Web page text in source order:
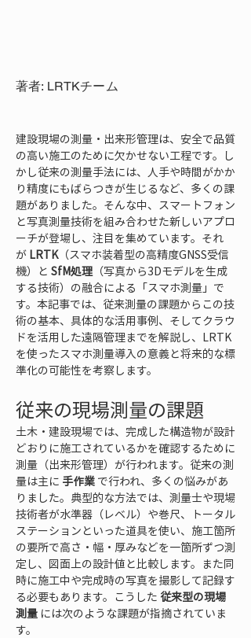
著者: LRTKチーム
建設現場の測量・出来形管理は、安全で品質
の高い施工のために欠かせない工程です。し
かし従来の測量手法には、人手や時間がかか
り精度にもばらつきが生じるなど、多くの課
題がありました。そんな中、スマートフォン
と写真測量技術を組み合わせた新しいアプロ
ーチが登場し、注目を集めています。それ
が LRTK（スマホ装着型の高精度GNSS受信
機）と SfM処理 （写真から3Dモデルを生成
する技術）の融合による「スマホ測量」で
す。本記事では、従来測量の課題からこの技
術の基本、具体的な活用事例、そしてクラウ
ドを活用した遠隔管理までを解説し、LRTK
を使ったスマホ測量導入の意義と将来的な標
準化の可能性を考察します。
従来の現場測量の課題
土木・建設現場では、完成した構造物が設計
どおりに施工されているかを確認するために
測量（出来形管理）が行われます。従来の測
量は主に 手作業 で行われ、多くの悩みがあ
りました。典型的な方法では、測量士や現場
技術者が水準器（レベル）や巻尺、トータル
ステーションといった道具を使い、施工箇所
の要所で高さ・幅・厚みなどを一箇所ずつ測
定し、図面上の設計値と比較します。また同
時に施工中や完成時の写真を撮影して記録す
る必要もあります。こうした 従来型の現場
測量 には次のような課題が指摘されていま
す。